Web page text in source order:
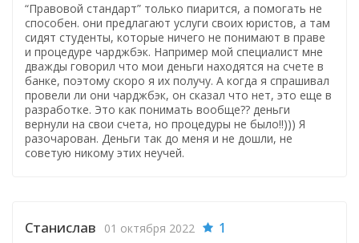
“Правовой стандарт” только пиарится, а помогать не
способен. они предлагают услуги своих юристов, а там
сидят студенты, которые ничего не понимают в праве
и процедуре чарджбэк. Например мой специалист мне
дважды говорил что мои деньги находятся на счете в
банке, поэтому скоро я их получу. А когда я спрашивал
провели ли они чарджбэк, он сказал что нет, это еще в
разработке. Это как понимать вообще?? деньги
вернули на свои счета, но процедуры не было!!))) Я
разочарован. Деньги так до меня и не дошли, не
советую никому этих неучей.
Станислав 01 октября 2022 1